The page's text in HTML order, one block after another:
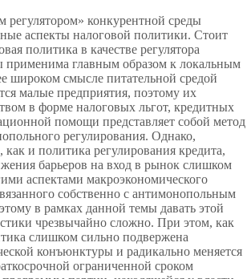
конкурентной среды
аспекты налоговой политики. Стоит
политика в качестве регулятора
применима главным образом к локальным
широком смысле питательной средой
малые предприятия, поэтому их
в форме налоговых льгот, кредитных
помощи представляет собой метод
регулирования. Однако,
как и политика регулирования кредита,
барьеров на вход в рынок слишком
аспектами макроэкономического
собственно с антимонопольным
в рамках данной темы давать этой
чрезвычайно сложно. При этом, как
слишком сильно подвержена
конъюнктуры и радикально меняется
ограниченной сроком